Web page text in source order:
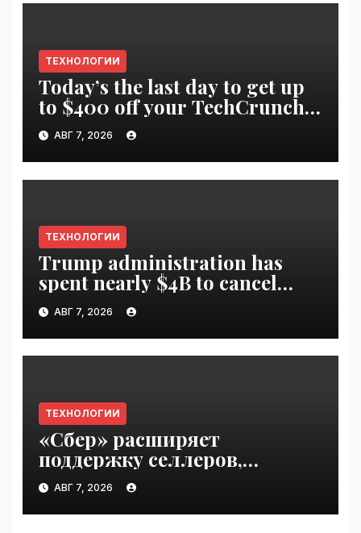
ТЕХНОЛОГИИ
Today’s the last day to get up
to $400 off your TechCrunch
Disrupt 2026 ticket |
VseTime.ru
АВГ 7, 2026
ТЕХНОЛОГИИ
Trump administration has
spent nearly $4B to cancel
offshore wind farms |
VseTime.ru
АВГ 7, 2026
ТЕХНОЛОГИИ
«Сбер» расширяет
поддержку селлеров,
пострадавших от
инцидентов на складах
Wildberries | VseTime.ru
АВГ 7, 2026